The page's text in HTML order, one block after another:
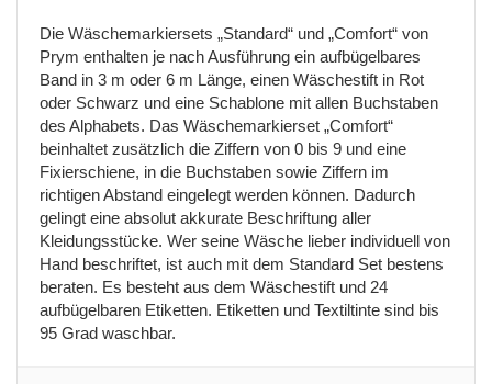
Die Wäschemarkiersets „Standard“ und „Comfort“ von
Prym enthalten je nach Ausführung ein aufbügelbares
Band in 3 m oder 6 m Länge, einen Wäschestift in Rot
oder Schwarz und eine Schablone mit allen Buchstaben
des Alphabets. Das Wäschemarkierset „Comfort“
beinhaltet zusätzlich die Ziffern von 0 bis 9 und eine
Fixierschiene, in die Buchstaben sowie Ziffern im
richtigen Abstand eingelegt werden können. Dadurch
gelingt eine absolut akkurate Beschriftung aller
Kleidungsstücke. Wer seine Wäsche lieber individuell von
Hand beschriftet, ist auch mit dem Standard Set bestens
beraten. Es besteht aus dem Wäschestift und 24
aufbügelbaren Etiketten. Etiketten und Textiltinte sind bis
95 Grad waschbar.